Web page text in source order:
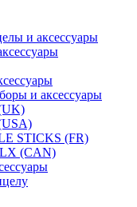
и аксессуары
и аксессуары
STICKS (FR)
(CAN)